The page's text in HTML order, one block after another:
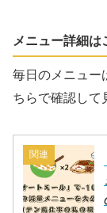
メニュー詳細は
毎日のメニュー
ちらで確認して
関連